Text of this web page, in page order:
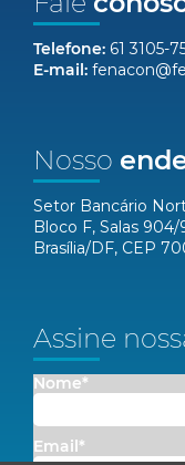
Telefone: 61 3105-
E-mail:
Nosso
Setor Bancário
Bloco F, Salas 904/
Brasília/DF, CEP
Assine
Nome*
Email*